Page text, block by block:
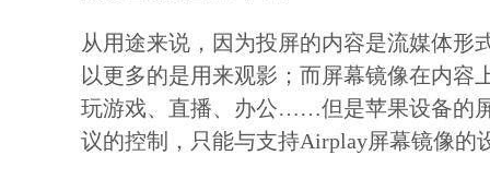
从用途来说，因为投屏的内容是流媒体形
以更多的是用来观影；而屏幕镜像在内容
玩游戏、直播、办公……但是苹果设备的
议的控制，只能与支持Airplay屏幕镜像的